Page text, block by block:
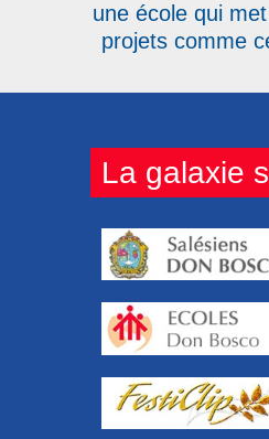
une école qui
projets comme
Tour qui
La galaxie